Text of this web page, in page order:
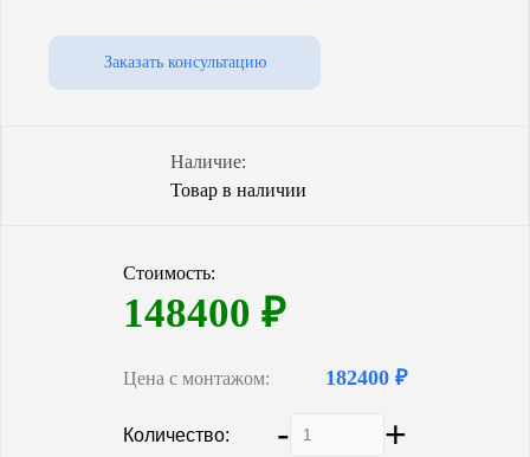
Уровень грунтовых вод
Степень очистки
Гарантия (от производителя)
Заказать консультацию
Наличие:
Товар в наличии
Стоимость:
148400 ₽
Цена с монтажом: 182400 ₽
Количество: - +